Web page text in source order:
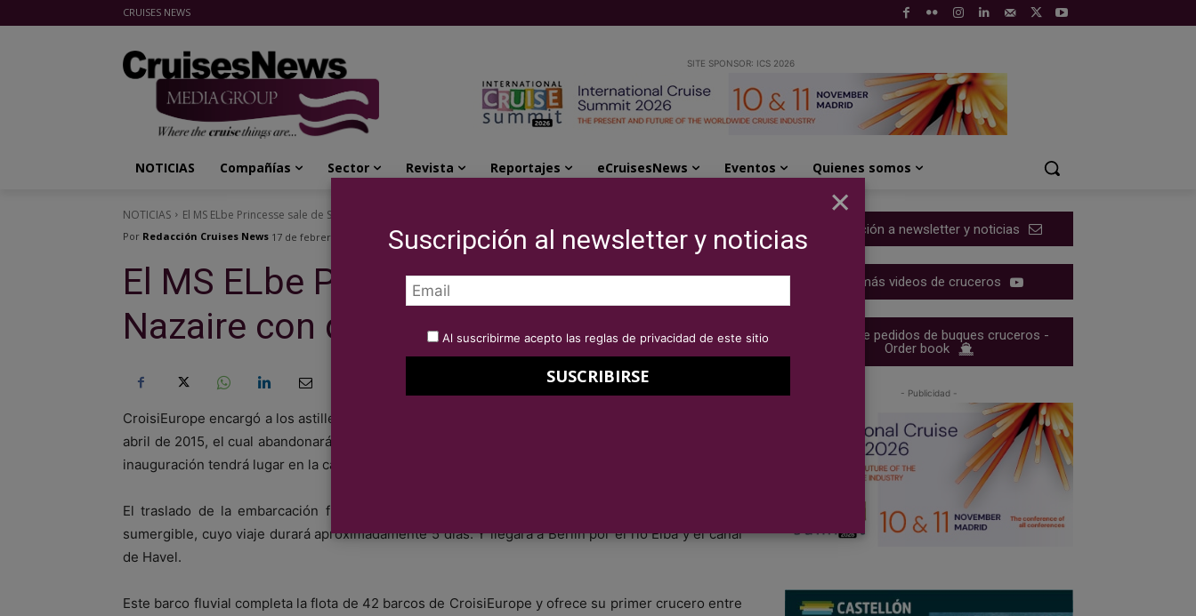
CRUISES NEWS
SITE SPONSOR: ICS 2026
NOTICIAS Compañías Sector Revista Reportajes eCruisesNews Eventos Quienes somos
NOTICIAS El MS ELbe Princesse sale de Saint- Nazaire con destino Berlín
Por Redacción Cruises News 17 de febrero de 2016
El MS ELbe Princesse sale de Saint-
Nazaire con destino Berlín
CroisiEurope encargó a los astilleros de Neopolia la construcción del barco MS Elbe Princesse en
abril de 2015, el cual abandonará Saint-Nazaire el 10 de febrero de 2016 para llegar a Berlín. Y su
inauguración tendrá lugar en la capital alemana el jueves 14 de abril de 2016.
El traslado de la embarcación fluvial desde Montoir a Hamburgo lo efectuará un barco semi-
sumergible, cuyo viaje durará aproximadamente 5 días. Y llegará a Berlín por el río Elba y el canal
de Havel.
Este barco fluvial completa la flota de 42 barcos de CroisiEurope y ofrece su primer crucero entre
Suscripción a newsletter y noticias
Ver más videos de cruceros
Cartera de pedidos de buques cruceros -
Order book
- Publicidad -
×
Suscripción al newsletter y noticias
Al suscribirme acepto las reglas de privacidad de este sitio